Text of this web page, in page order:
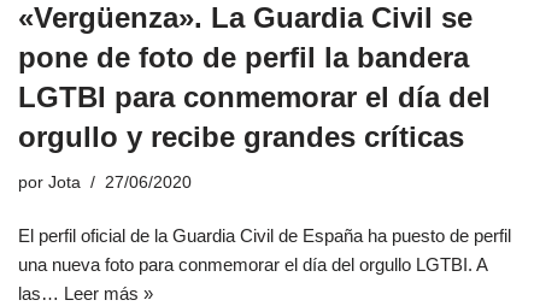
«Vergüenza». La Guardia Civil se
pone de foto de perfil la bandera
LGTBI para conmemorar el día del
orgullo y recibe grandes críticas
por Jota 27/06/2020
El perfil oficial de la Guardia Civil de España ha puesto de perfil
una nueva foto para conmemorar el día del orgullo LGTBI. A
las… Leer más »